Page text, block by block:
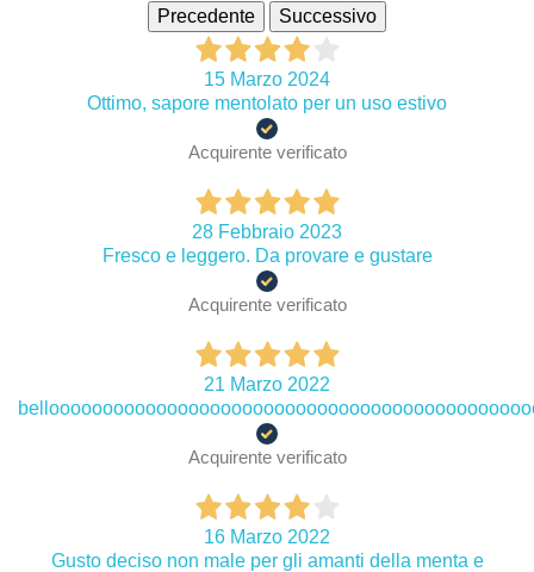
Precedente
Successivo
15 Marzo 2024
Ottimo, sapore mentolato per un uso estivo
Acquirente verificato
28 Febbraio 2023
Fresco e leggero. Da provare e gustare
Acquirente verificato
21 Marzo 2022
Acquirente verificato
16 Marzo 2022
Gusto deciso non male per gli amanti della menta e